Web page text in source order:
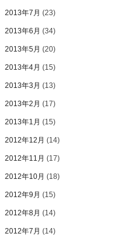
2013年7月 (23)
2013年6月 (34)
2013年5月 (20)
2013年4月 (15)
2013年3月 (13)
2013年2月 (17)
2013年1月 (15)
2012年12月 (14)
2012年11月 (17)
2012年10月 (18)
2012年9月 (15)
2012年8月 (14)
2012年7月 (14)